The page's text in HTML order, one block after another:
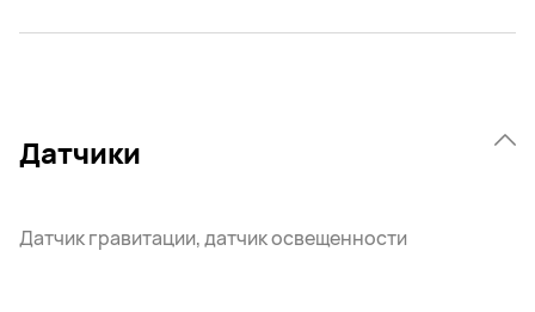
Датчики
Датчик гравитации, датчик освещенности